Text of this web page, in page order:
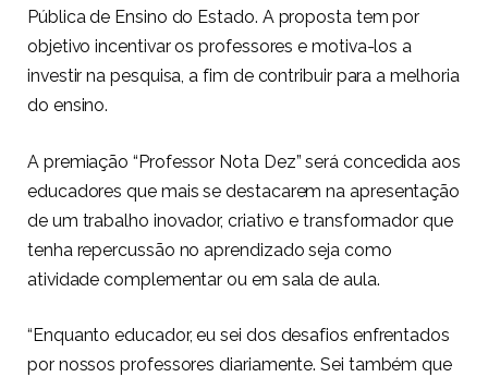
Pública de Ensino do Estado. A proposta tem por
objetivo incentivar os professores e motiva-los a
investir na pesquisa, a fim de contribuir para a melhoria
do ensino.
A premiação “Professor Nota Dez” será concedida aos
educadores que mais se destacarem na apresentação
de um trabalho inovador, criativo e transformador que
tenha repercussão no aprendizado seja como
atividade complementar ou em sala de aula.
“Enquanto educador, eu sei dos desafios enfrentados
por nossos professores diariamente. Sei também que